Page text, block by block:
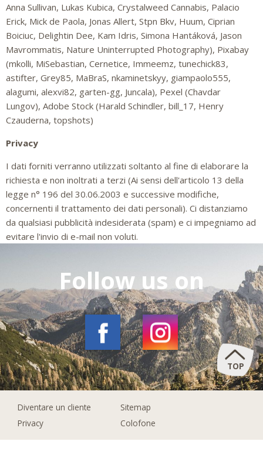
Anna Sullivan, Lukas Kubica, Crystalweed Cannabis, Palacio
Erick, Mick de Paola, Jonas Allert, Stpn Bkv, Huum, Ciprian
Boiciuc, Delightin Dee, Kam Idris, Simona Hantáková, Jason
Mavrommatis, Nature Uninterrupted Photography), Pixabay
(mkolli, MiSebastian, Cernetice, Immeemz, tunechick83,
astifter, Grey85, MaBraS, nkaminetskyy, giampaolo555,
alagumi, alexvi82, garten-gg, Juncala), Pexel (Chavdar
Lungov), Adobe Stock (Harald Schindler, bill_17, Henry
Czauderna, topshots)
Privacy
I dati forniti verranno utilizzati soltanto al fine di elaborare la
richiesta e non inoltrati a terzi (Ai sensi dell'articolo 13 della
legge n° 196 del 30.06.2003 e successive modifiche,
concernenti il trattamento dei dati personali). Ci distanziamo
da qualsiasi pubblicità indesiderata (spam) e ci impegniamo ad
evitare l'invio di e-mail non voluti.
Follow us on
Diventare un cliente
Sitemap
Privacy
Colofone
TOP